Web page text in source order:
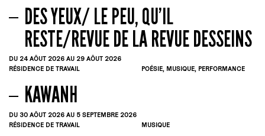
DES YEUX/ LE PEU, QU’IL
RESTE/REVUE DE LA REVUE DESSEINS
DU 24 AÔUT 2026 AU 29 AÔUT 2026
RÉSIDENCE DE TRAVAIL
POÉSIE, MUSIQUE, PERFORMANCE
KAWANH
DU 30 AÔUT 2026 AU 5 SEPTEMBRE 2026
RÉSIDENCE DE TRAVAIL
MUSIQUE